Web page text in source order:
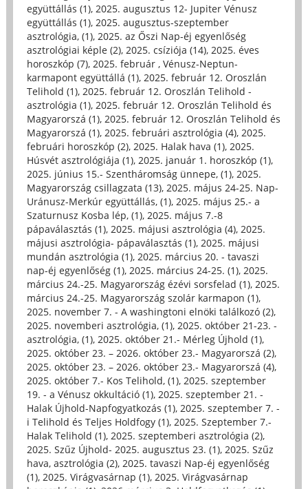
együttállás (1), 2025. augusztus 12- Jupiter Vénusz
együttállás (1), 2025. augusztus-szeptember
asztrológia, (1), 2025. az Őszi Nap-éj egyenlőség
asztrológiai képle (2), 2025. csíziója (14), 2025. éves
horoszkóp (7), 2025. február , Vénusz-Neptun-
karmapont együttállá (1), 2025. február 12. Oroszlán
Telihold (1), 2025. február 12. Oroszlán Telihold -
asztrológia (1), 2025. február 12. Oroszlán Telihold és
Magyarorszá (1), 2025. február 12. Oroszlán Telihold és
Magyarorszá (1), 2025. februári asztrológia (4), 2025.
februári horoszkóp (2), 2025. Halak hava (1), 2025.
Húsvét asztrológiája (1), 2025. január 1. horoszkóp (1),
2025. június 15.- Szentháromság ünnepe, (1), 2025.
Magyarország csillagzata (13), 2025. május 24-25. Nap-
Uránusz-Merkúr együttállás, (1), 2025. május 25.- a
Szaturnusz Kosba lép, (1), 2025. május 7.-8
pápaválasztás (1), 2025. májusi asztrológia (4), 2025.
májusi asztrológia- pápaválasztás (1), 2025. májusi
mundán asztrológia (1), 2025. március 20. - tavaszi
nap-éj egyenlőség (1), 2025. március 24-25. (1), 2025.
március 24.-25. Magyarország ézévi sorsfelad (1), 2025.
március 24.-25. Magyarország szolár karmapon (1),
2025. november 7. - A washingtoni elnöki találkozó (2),
2025. novemberi asztrológia, (1), 2025. október 21-23. -
asztrológia, (1), 2025. október 21.- Mérleg Újhold (1),
2025. október 23. – 2026. október 23.- Magyarorszá (2),
2025. október 23. – 2026. október 23.- Magyarorszá (4),
2025. október 7.- Kos Telihold, (1), 2025. szeptember
19. - a Vénusz okkultáció (1), 2025. szeptember 21. -
Halak Újhold-Napfogyatkozás (1), 2025. szeptember 7. -
i Telihold és Teljes Holdfogy (1), 2025. Szeptember 7.-
Halak Telihold (1), 2025. szeptemberi asztrológia (2),
2025. Szűz Újhold- 2025. augusztus 23. (1), 2025. Szűz
hava, asztrológia (2), 2025. tavaszi Nap-éj egyenlőség
(1), 2025. Virágvasárnap (1), 2025. Virágvasárnap